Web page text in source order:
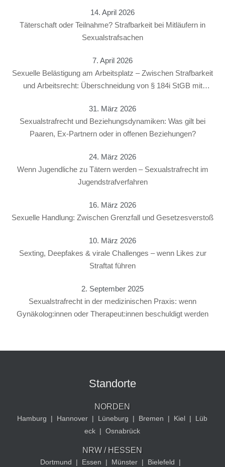
14. April 2026
Täterschaft oder Teilnahme? Strafbarkeit bei Mitläufern in
Sexualstrafsachen
7. April 2026
Sexuelle Belästigung am Arbeitsplatz – Zwischen Strafbarkeit
und Arbeitsrecht: Überschneidung von § 184i StGB mit
31. März 2026
Sexualstrafrecht und Beziehungsdynamiken: Was gilt bei
Paaren, Ex-Partnern oder in offenen Beziehungen?
24. März 2026
Wenn Jugendliche zu Tätern werden – Sexualstrafrecht im
Jugendstrafverfahren
16. März 2026
Sexuelle Handlung: Zwischen Grenzfall und Gesetzesverstoß
10. März 2026
Sexting, Deepfakes & virale Challenges – wenn Likes zur
Straftat führen
2. September 2025
Sexualstrafrecht in der medizinischen Praxis: wenn
Gynäkolog:innen oder Therapeut:innen beschuldigt werden
Standorte
NORDEN
Hamburg | Hannover | Lüneburg | Bremen | Kiel |
Lüb
eck | Osnabrück
NRW / HESSEN
Dortmund | Essen | Münster | Bielefeld
|